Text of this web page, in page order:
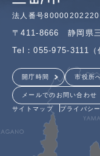
法人番号
〒411-8666 静岡県
Tel：055-975-3111
開庁時間 市役所
メールでのお問い合わせ
サイトマップ プライバシ